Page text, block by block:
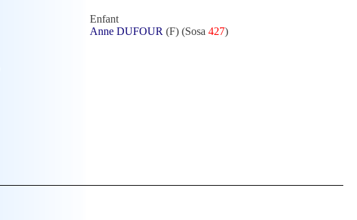
Enfant
Anne DUFOUR (F) (Sosa 427)